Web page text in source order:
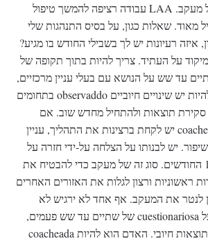
לפתח תהליך קבוע של מעקב. LAA עבודה רציפה להמשך טיפול
מאוד. שאלות כגון, על בסיס התנהגות שלי
רעיונות יש לך בשבילי החודש בו מגיע?
על העתיד. צריך להיות בתוך תקופה של
עד שש על הנושא עם בעלי עניין מרכזיים,
שבו צריך לשאול sia להיות יש שינויים חיוביים observaddo בתחומים
לשיפור. (7) סקירת תוצאות ולהתחיל מחדש שוב. אם
האדם הוא להיות coacheada יש לקחת ברצינות את התהליך, עניין
יש לבנותו על הצלחה על-ידי חזרה על
התהליך במהלך 12-18 החודשים. סוג זה של מעקב כדי להבטיח את
ורצון לגלות את האזורים האחרים
לנטר את המעקב. אף אחד לא ירגיש לא
בפוקוס אם יש ענית על cuestionariosa של שתיים עד שש פעמים,
א., כמו כן אם תראה תוצאות חיובי. האדם הוא להיות coacheada